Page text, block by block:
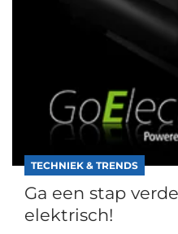
TECHNIEK & TRENDS
Ga een stap
elektrisch!